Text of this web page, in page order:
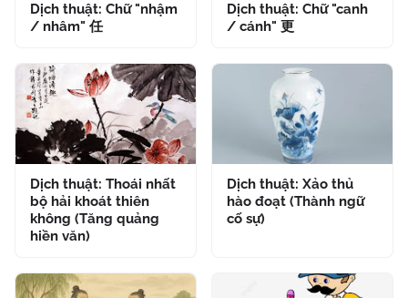
Dịch thuật: Chữ "nhậm
/ nhâm" 任
Dịch thuật: Chữ "canh
/ cánh" 更
Dịch thuật: Thoái nhất
bộ hải khoát thiên
không (Tăng quảng
hiền văn)
Dịch thuật: Xảo thủ
hào đoạt (Thành ngữ
cố sự)